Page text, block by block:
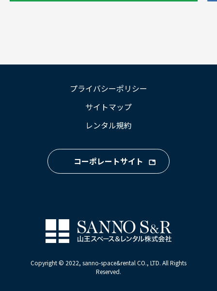
プライバシーポリシー
サイトマップ
レンタル規約
コーポレートサイト
Copyright © 2022, sanno-space&rental CO., LTD. All Rights
Reserved.